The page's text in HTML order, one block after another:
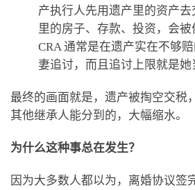
产执行人先用遗产里的资产
里的房子、存款、投资，会被
CRA 通常是在遗产实在不够
妻追讨，而且追讨上限就是
最终的画面就是，遗产被掏空交税
其他继承人能分到的，大幅缩水。
为什么这种事总在发生？
因为大多数人都以为，离婚协议签